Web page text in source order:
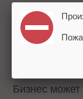
stream, так и
– in-stream.
Бизнес может